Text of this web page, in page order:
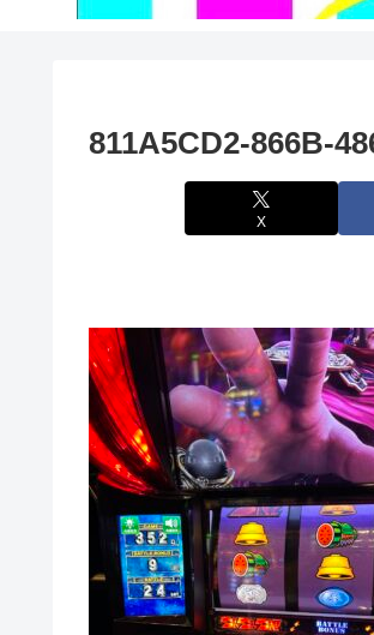
811A5CD2-866B-
X